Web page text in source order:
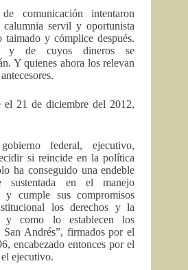
comunicación intentaron
calumnia servil y oportunista
y cómplice después.
y de cuyos dineros se
Y quienes ahora los relevan
el 21 de diciembre del 2012,
federal, ejecutivo,
si reincide en la política
ha conseguido una endeble
sustentada en el manejo
y cumple sus compromisos
los derechos y la
y como lo establecen los
Andrés”, firmados por el
encabezado entonces por el
ejecutivo.